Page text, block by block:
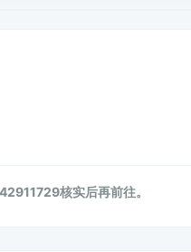
核实后再前往。